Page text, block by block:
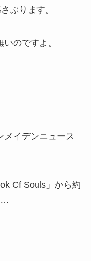
ぶります。
のですよ。
メイデンニュース
Of Souls」から約
…